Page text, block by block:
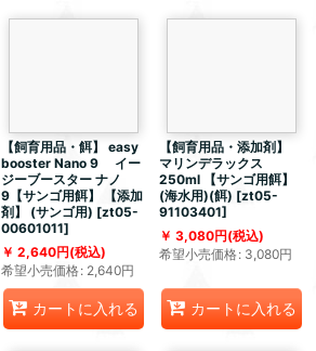
【飼育用品・餌】 easy
booster Nano 9 イー
ジーブースター ナノ
9【サンゴ用餌】 【添加
剤】 (サンゴ用) [zt05-
00601011]
2,640円(税込)
希望小売価格: 2,640円
カートに入れる
【飼育用品・添加剤】
マリンデラックス
250ml 【サンゴ用餌】
(海水用)(餌) [zt05-
91103401]
3,080円(税込)
希望小売価格: 3,080円
カートに入れる